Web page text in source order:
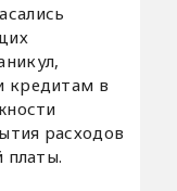
кредитам в
расходов
платы.